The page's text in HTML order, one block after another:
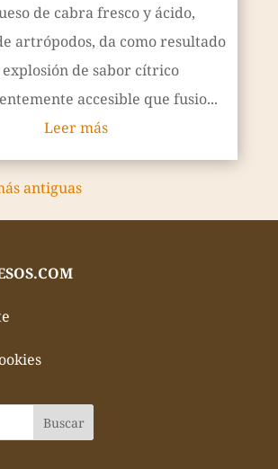
de cabra fresco y ácido,
artrópodos, da como resultado
de sabor cítrico
accesible que fusio...
Leer más
antiguas